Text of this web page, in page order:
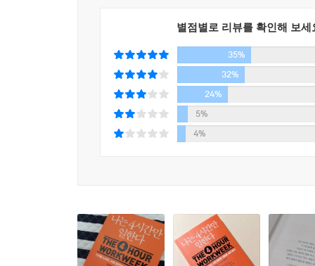
파킨슨의 법칙 : 프로젝트를 완수하는 데 24시간
임무에 일주일이 주어진다면, 6일 동안 별것도 아
“40년 동안 일만 하다 은퇴 후 보상받는 인생 계획
이 책은 당신의 삶을 바꿀 것이다!
시애틀에 사는 바론은 이 책을 읽고 원격 근무
이 책을 읽은 후 수많은 독자 사례가 날아들었다
공간의 자유를 선택해 더 많은 자유 시간을 얻었다
별점별로 리뷰를 확인해 보세
35%
32%
24%
5%
4%